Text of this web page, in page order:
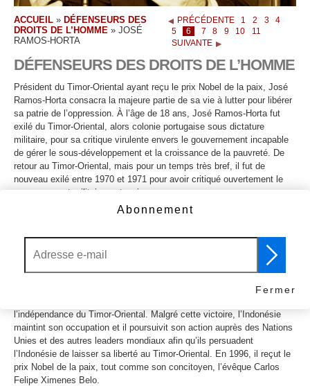
ACCUEIL » DÉFENSEURS DES
DROITS DE L’HOMME » JOSÉ
RAMOS-HORTA
PRÉCÉDENTE 1 2 3
4
5
6 7 8 9 10
11
SUIVANTE
DÉFENSEURS DES DROITS DE L’HOMME
Président du Timor-Oriental ayant reçu le prix Nobel de la paix, José
Ramos-Horta consacra la majeure partie de sa vie à lutter pour libérer
sa patrie de l’oppression. À l’âge de 18 ans, José Ramos-Horta fut
exilé du Timor-Oriental, alors colonie portugaise sous dictature
militaire, pour sa critique virulente envers le gouvernement incapable
de gérer le sous-développement et la croissance de la pauvreté. De
retour au Timor-Oriental, mais pour un temps très bref, il fut de
nouveau exilé entre 1970 et 1971 pour avoir critiqué ouvertement le
gouvernement militaire portugais.
En 1974, le Timor-Oriental déclarait son indépendance,
naissance à une autre dictature militaire. José Ramos-Horta passa les
24 années suivantes à attirer l’attention internationale sur la situation
Il fut la personne la plus jeune à s’adresser aux représentants des
l’indépendance du Timor-Oriental. Malgré cette victoire, l’Indonésie
maintint son occupation et il poursuivit son action auprès des Nations
Unies et des autres leaders mondiaux afin qu’ils persuadent
l’Indonésie de laisser sa liberté au Timor-Oriental. En 1996, il reçut le
prix Nobel de la paix, tout comme son concitoyen, l’évêque Carlos
Felipe Ximenes Belo.
Abonnement
Fermer